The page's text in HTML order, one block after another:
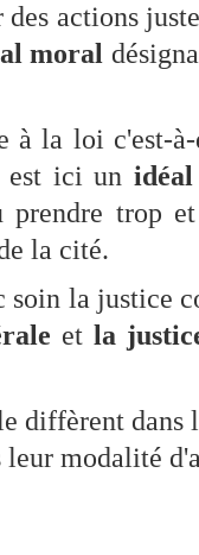
actions
moral
à la loi c'est-
est ici un
trop
la cité.
soin la justice
etla
diffèrent dans
leur modalité